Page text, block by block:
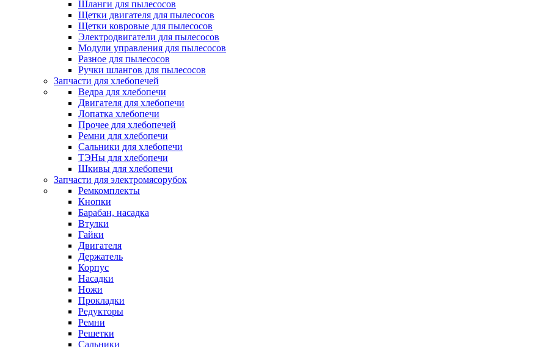
Шланги для пылесосов
Щетки двигателя для пылесосов
Щетки ковровые для пылесосов
Электродвигатели для пылесосов
Модули управления для пылесосов
Разное для пылесосов
Ручки шлангов для пылесосов
Запчасти для хлебопечей
Ведра для хлебопечи
Двигателя для хлебопечи
Лопатка хлебопечи
Прочее для хлебопечей
Ремни для хлебопечи
Сальники для хлебопечи
ТЭНы для хлебопечи
Шкивы для хлебопечи
Запчасти для электромясорубок
Ремкомплекты
Кнопки
Барабан, насадка
Втулки
Гайки
Двигателя
Держатель
Корпус
Насадки
Ножи
Прокладки
Редукторы
Ремни
Решетки
Сальники